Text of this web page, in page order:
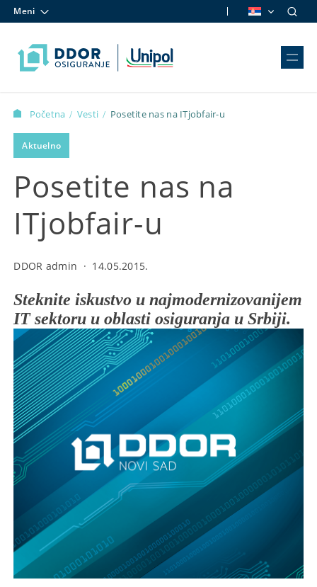
Meni
Početna / Vesti / Posetite nas na ITjobfair-u
Aktuelno
Posetite nas na
ITjobfair-u
DDOR admin · 14.05.2015.
Steknite iskustvo u najmodernizovanijem
IT sektoru u oblasti osiguranja u Srbiji.